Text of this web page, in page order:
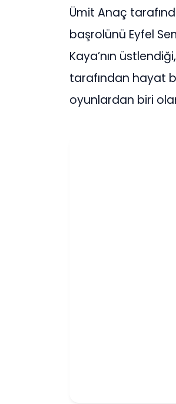
Ümit Anaç
başrolünü Eyfel
Kaya’nın
tarafından hayat
oyunlardan biri